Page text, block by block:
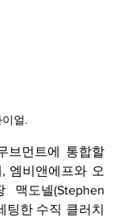
얼.
브먼트에 통합할
엠비앤에프와 오
맥도넬(Stephen
한 수직 클러치